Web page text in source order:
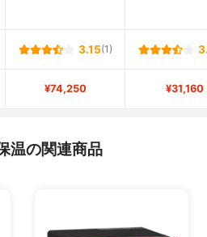
3.15(1)
¥74,250 ¥31,160
温の関連商品